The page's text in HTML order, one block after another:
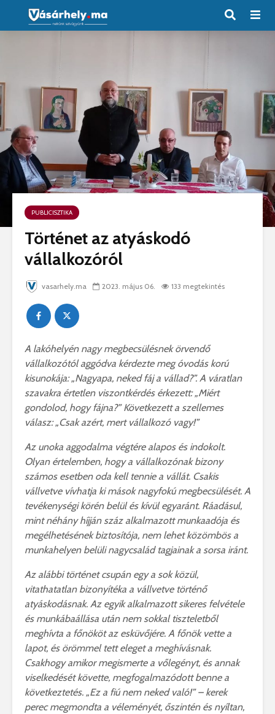
PUBLICISZTIKA
Történet az atyáskodó
vállalkozóról
vasarhely.ma 2023. május 06. 133 megtekintés
A lakóhelyén nagy megbecsülésnek örvendő
vállalkozótól aggódva kérdezte meg óvodás korú
kisunokája: „Nagyapa, neked fáj a vállad?”. A váratlan
szavakra értetlen viszontkérdés érkezett: „Miért
gondolod, hogy fájna?” Következett a szellemes
válasz: „Csak azért, mert vállalkozó vagy!”
Az unoka aggodalma végtére alapos és indokolt.
Olyan értelemben, hogy a vállalkozónak bizony
számos esetben oda kell tennie a vállát. Csakis
vállvetve vívhatja ki mások nagyfokú megbecsülését. A
tevékenységi körén belül és kívül egyaránt. Ráadásul,
mint néhány híjján száz alkalmazott munkaadója és
megélhetésének biztosítója, nem lehet közömbös a
munkahelyen belüli nagycsalád tagjainak a sorsa iránt.
Az alábbi történet csupán egy a sok közül,
vitathatatlan bizonyítéka a vállvetve történő
atyáskodásnak. Az egyik alkalmazott sikeres felvétele
és munkábaállása után nem sokkal tiszteletből
meghívta a főnököt az esküvőjére. A főnök vette a
lapot, és örömmel tett eleget a meghívásnak.
Csakhogy amikor megismerte a vőlegényt, és annak
viselkedését követte, megfogalmazódott benne a
következtetés. „Ez a fiú nem neked való!” – kerek
perec megmondta a véleményét, őszintén és nyíltan,